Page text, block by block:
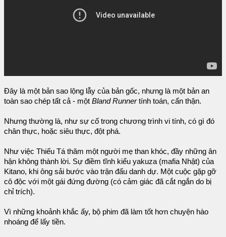
Đây là một bản sao lộng lẫy của bản gốc, nhưng là một bản an
toàn sao chép tất cả - một Bland Runnertính toán, cẩn thận.
Nhưng thường là, như sự cố trong chương trình vi tính, có gì đó
chân thực, hoặc siêu thực, đột phá.
Như việc Thiếu Tá thăm một người mẹ than khóc, đầy những ân
hận không thành lời. Sự điềm tĩnh kiểu yakuza (mafia Nhật) của
Kitano, khi ông sải bước vào trận đấu danh dự. Một cuộc gặp gỡ
cô độc với một gái đứng đường (có cảm giác đã cắt ngắn do bị
chỉ trích).
Vì những khoảnh khắc ấy, bộ phim đã làm tốt hơn chuyện hào
nhoáng để lấy tiền.